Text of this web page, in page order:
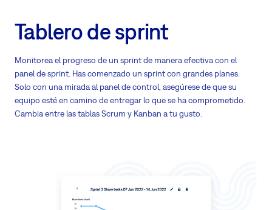
Tablero de sprint
Monitorea el progreso de un sprint de manera efectiva con el
panel de sprint. Has comenzado un sprint con grandes planes.
Solo con una mirada al panel de control, asegúrese de que su
equipo esté en camino de entregar lo que se ha comprometido.
Cambia entre las tablas Scrum y Kanban a tu gusto.